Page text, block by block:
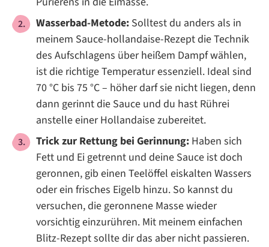
Wasserbad-Metode: Solltest du anders als in
meinem Sauce-hollandaise-Rezept die Technik
des Aufschlagens über heißem Dampf wählen,
ist die richtige Temperatur essenziell. Ideal sind
70 °C bis 75 °C – höher darf sie nicht liegen, denn
dann gerinnt die Sauce und du hast Rührei
anstelle einer Hollandaise zubereitet.
Trick zur Rettung bei Gerinnung: Haben sich
Fett und Ei getrennt und deine Sauce ist doch
geronnen, gib einen Teelöffel eiskalten Wassers
oder ein frisches Eigelb hinzu. So kannst du
versuchen, die geronnene Masse wieder
vorsichtig einzurühren. Mit meinem einfachen
Blitz-Rezept sollte dir das aber nicht passieren.